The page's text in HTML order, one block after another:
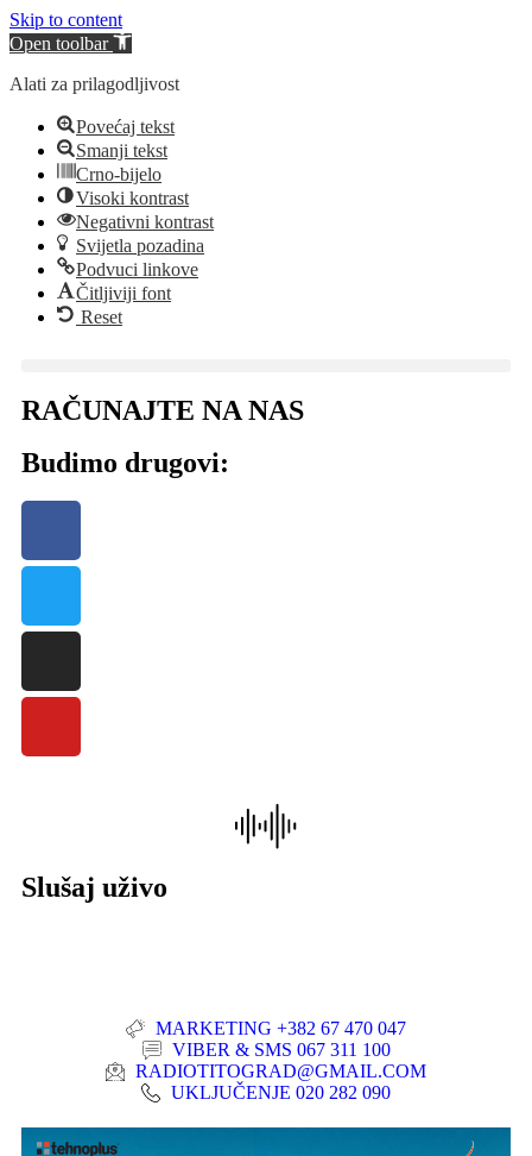
Skip to content
Open toolbar
Alati za prilagodljivost
Povećaj tekst
Smanji tekst
Crno-bijelo
Visoki kontrast
Negativni kontrast
Svijetla pozadina
Podvuci linkove
Čitljiviji font
Reset
RAČUNAJTE NA NAS
Budimo drugovi:
Slušaj uživo
MARKETING +382 67 470 047
VIBER & SMS 067 311 100
RADIOTITOGRAD@GMAIL.COM
UKLJUČENJE 020 282 090